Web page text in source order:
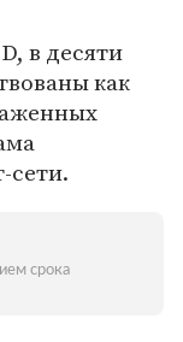
в десяти
как
сети.
срока